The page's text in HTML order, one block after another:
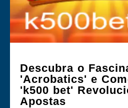
Descubra o
'Acrobatics' e
'k500 bet'
Apostas